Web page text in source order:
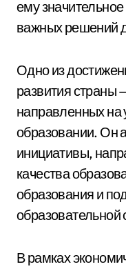
ему
важных решений
Одно из
развития страны
направленных на
образовании. Он
инициативы,
качества
образования и
В рамках